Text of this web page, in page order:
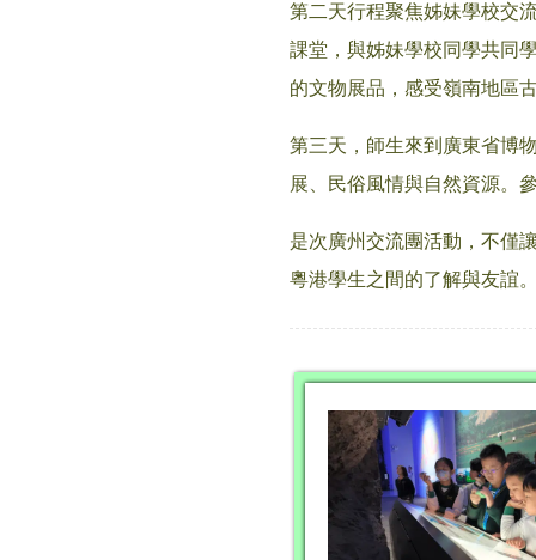
第二天行程聚焦姊妹學校交
課堂，與姊妹學校同學共同
的文物展品，感受嶺南地區
第三天，師生來到廣東省博
展、民俗風情與自然資源。
是次廣州交流團活動，不僅
粵港學生之間的了解與友誼